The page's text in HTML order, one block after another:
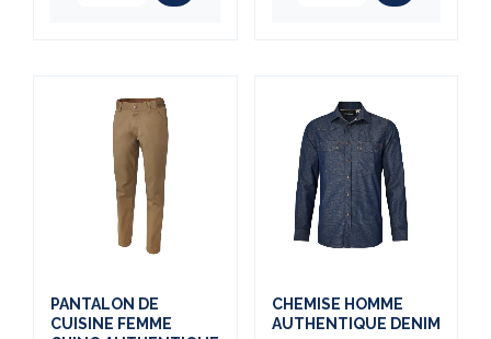
PANTALON DE
CUISINE FEMME
CHEMISE HOMME
AUTHENTIQUE DENIM